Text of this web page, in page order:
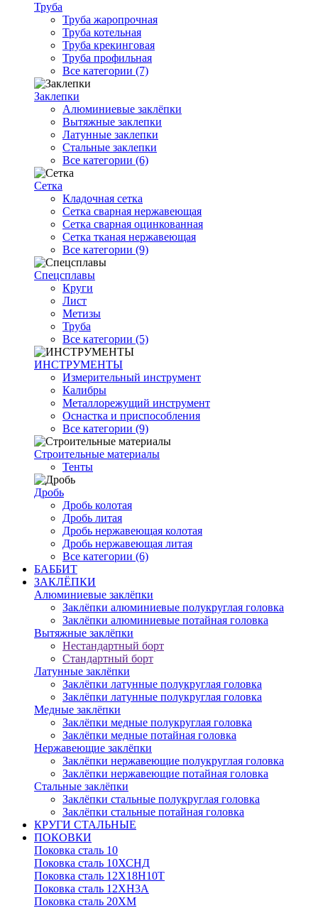
Труба
Труба жаропрочная
Труба котельная
Труба крекинговая
Труба профильная
Все категории (7)
Заклепки
Алюминиевые заклёпки
Вытяжные заклепки
Латунные заклепки
Стальные заклепки
Все категории (6)
Сетка
Кладочная сетка
Сетка сварная нержавеющая
Сетка сварная оцинкованная
Сетка тканая нержавеющая
Все категории (9)
Спецсплавы
Круги
Лист
Метизы
Труба
Все категории (5)
ИНСТРУМЕНТЫ
Измерительный инструмент
Калибры
Металлорежущий инструмент
Оснастка и приспособления
Все категории (9)
Строительные материалы
Тенты
Дробь
Дробь колотая
Дробь литая
Дробь нержавеющая колотая
Дробь нержавеющая литая
Все категории (6)
БАББИТ
ЗАКЛЁПКИ
Алюминиевые заклёпки
Заклёпки алюминиевые полукруглая головка
Заклёпки алюминиевые потайная головка
Вытяжные заклёпки
Нестандартный борт
Стандартный борт
Латунные заклёпки
Заклёпки латунные полукруглая головка
Заклёпки латунные полукруглая головка
Медные заклёпки
Заклёпки медные полукруглая головка
Заклёпки медные потайная головка
Нержавеющие заклёпки
Заклёпки нержавеющие полукруглая головка
Заклёпки нержавеющие потайная головка
Стальные заклёпки
Заклёпки стальные полукруглая головка
Заклёпки стальные потайная головка
КРУГИ СТАЛЬНЫЕ
ПОКОВКИ
Поковка сталь 10
Поковка сталь 10ХСНД
Поковка сталь 12Х18Н10Т
Поковка сталь 12ХН3А
Поковка сталь 20ХМ